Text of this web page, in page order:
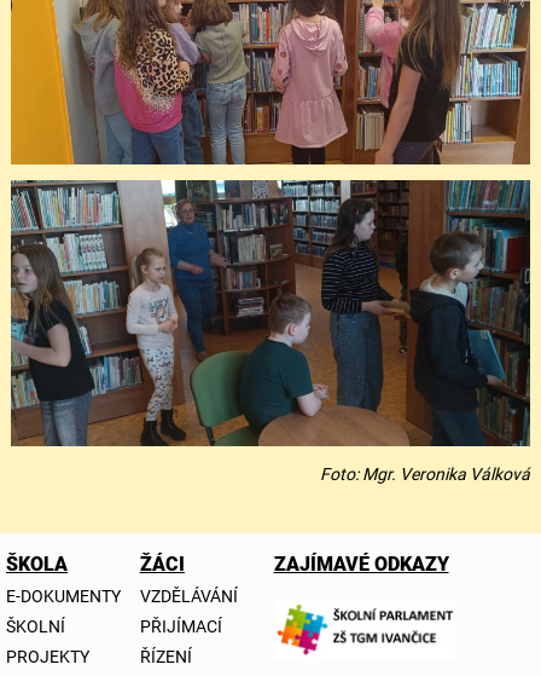
Foto: Mgr. Veronika Válková
ŠKOLA
E-DOKUMENTY
ŠKOLNÍ
PROJEKTY
ŽÁCI
VZDĚLÁVÁNÍ
PŘIJÍMACÍ
ŘÍZENÍ
ZAJÍMAVÉ ODKAZY